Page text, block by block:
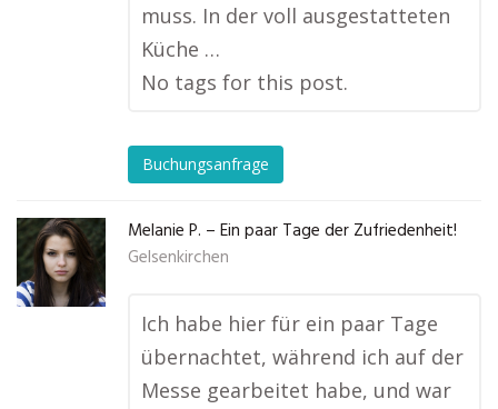
muss. In der voll ausgestatteten
Küche …
No tags for this post.
Buchungsanfrage
Melanie P. – Ein paar Tage der Zufriedenheit!
Gelsenkirchen
Ich habe hier für ein paar Tage
übernachtet, während ich auf der
Messe gearbeitet habe, und war